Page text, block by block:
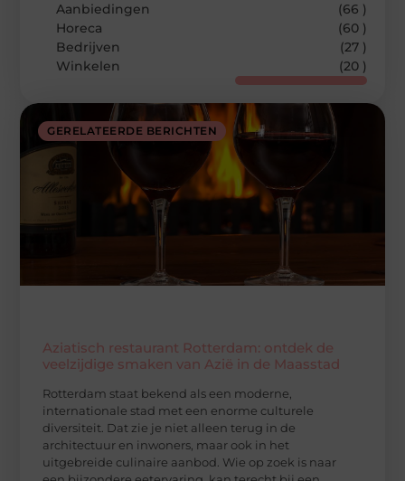
GERELATEERDE BERICHTEN
Aziatisch restaurant Rotterdam: ontdek de
veelzijdige smaken van Azië in de Maasstad
Rotterdam staat bekend als een moderne,
internationale stad met een enorme culturele
diversiteit. Dat zie je niet alleen terug in de
architectuur en inwoners, maar ook in het
uitgebreide culinaire aanbod. Wie op zoek is naar
Aanbiedingen
(66 )
Horeca
(60 )
Bedrijven
(27 )
Winkelen
(20 )